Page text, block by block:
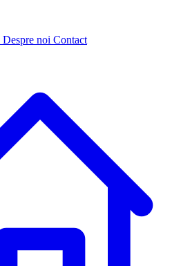
Despre noi Contact